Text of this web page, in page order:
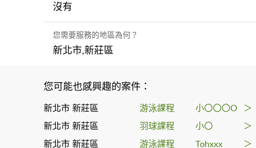
沒有
您需要服務的地區為何？
新北市,新莊區
您可能也感興趣的案件：
新北市 新莊區 游泳課程 小〇〇〇O ＞
新北市 新莊區 羽球課程 小〇 ＞
新北市 新莊區 游泳課程 Tohxxx ＞